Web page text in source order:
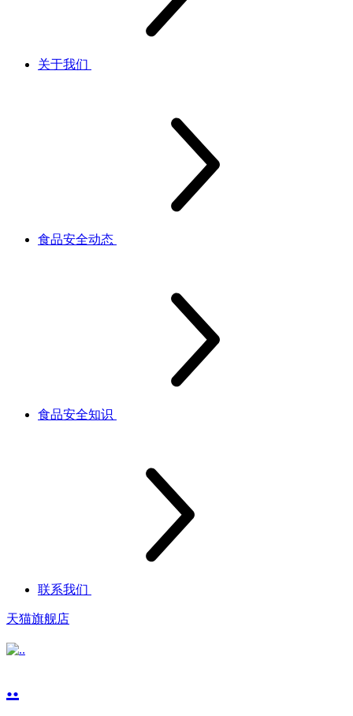
关于我们
食品安全动态
食品安全知识
联系我们
天猫旗舰店
..